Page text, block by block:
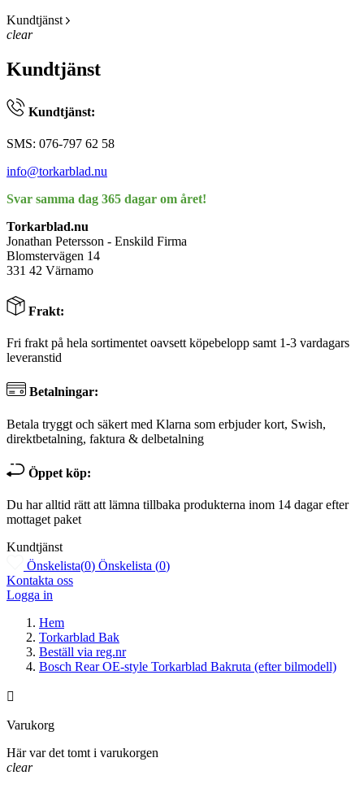
Kundtjänst
clear
Kundtjänst
Kundtjänst:
SMS: 076-797 62 58
info@torkarblad.nu
Svar samma dag 365 dagar om året!
Torkarblad.nu
Jonathan Petersson - Enskild Firma
Blomstervägen 14
331 42 Värnamo
Frakt:
Fri frakt på hela sortimentet oavsett köpebelopp samt 1-3 vardagars
leveranstid
Betalningar:
Betala tryggt och säkert med Klarna som erbjuder kort, Swish,
direktbetalning, faktura & delbetalning
Öppet köp:
Du har alltid rätt att lämna tillbaka produkterna inom 14 dagar efter
mottaget paket
Kundtjänst
Önskelista(0) Önskelista (0)
Kontakta oss
Logga in
Hem
Torkarblad Bak
Beställ via reg.nr
Bosch Rear OE-style Torkarblad Bakruta (efter bilmodell)

Varukorg
Här var det tomt i varukorgen
clear